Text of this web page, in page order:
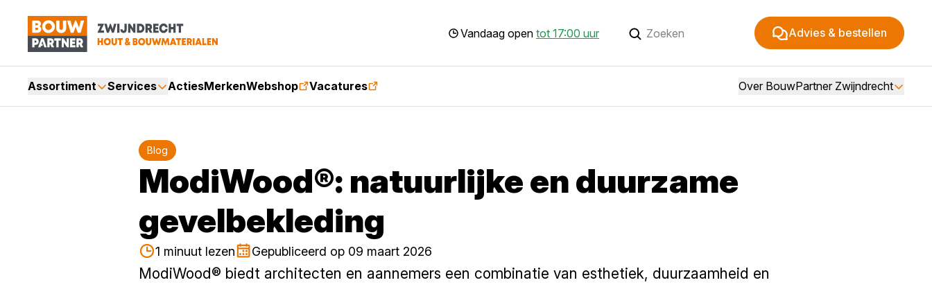
Vandaag open tot 17:00 uur Advies & bestellen
Assortiment Services ActiesMerkenWebshop Vacatures Over BouwPartner Zwijndrecht
Blog
ModiWood®: natuurlijke en duurzame
gevelbekleding
1 minuut lezen Gepubliceerd op 09 maart 2026
ModiWood® biedt architecten en aannemers een combinatie van esthetiek, duurzaamheid en